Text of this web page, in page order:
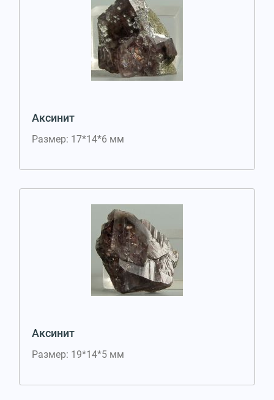
Аксинит
Размер: 17*14*6 мм
Аксинит
Размер: 19*14*5 мм